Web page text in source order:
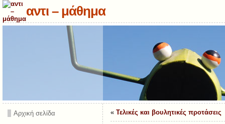
αντι – μάθημα
Αρχική σελίδα
« Τελικές και βουλητικές προτάσεις